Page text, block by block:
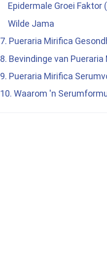
Epidermale Groei Faktor
Wilde Jama
7. Pueraria Mirifica
8. Bevindinge van Pueraria
9. Pueraria Mirifica
10. Waarom 'n